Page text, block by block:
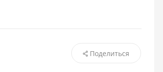
Поделиться